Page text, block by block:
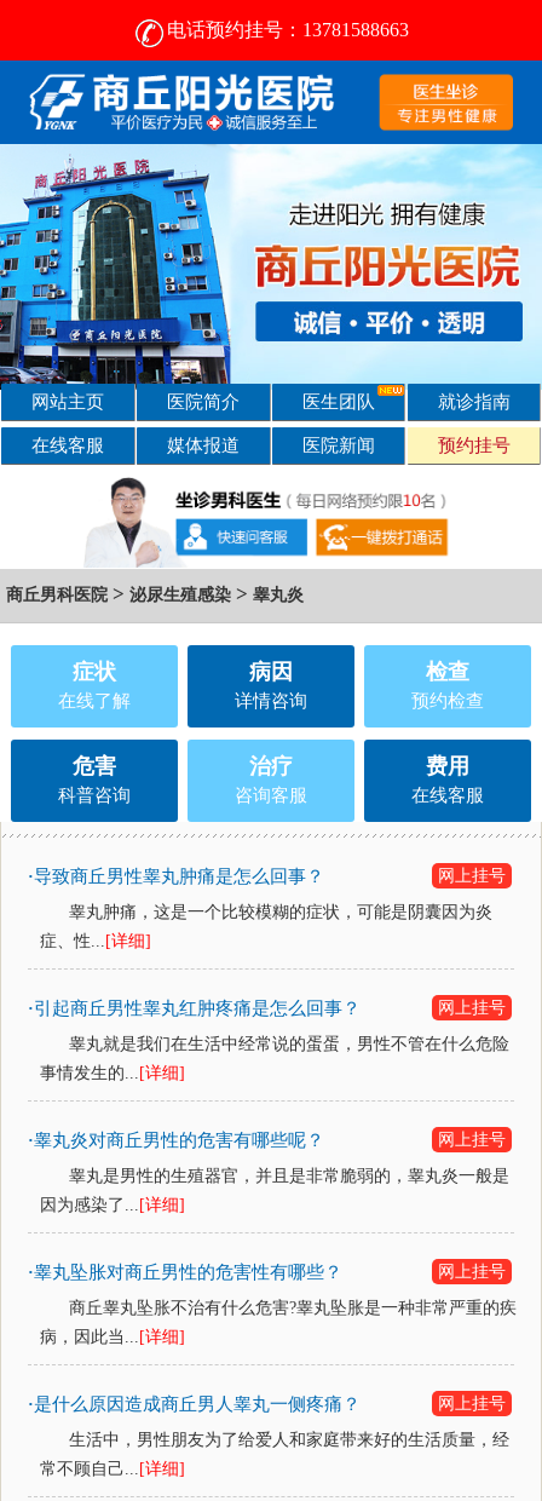
电话预约挂号：13781588663
商丘男科-商丘阳光-靠谱的男科医院-服务周到-费用平价
网站主页 医院简介 医生团队 就诊指南
在线客服 媒体报道 医院新闻 预约挂号
商丘男科医院 > 泌尿生殖感染 > 睾丸炎
症状
在线了解
病因
详情咨询
检查
预约检查
危害
科普咨询
治疗
咨询客服
费用
在线客服
·导致商丘男性睾丸肿痛是怎么回事？
网上挂号
睾丸肿痛，这是一个比较模糊的症状，可能是阴囊因为炎
症、性... [详细]
·引起商丘男性睾丸红肿疼痛是怎么回事？
网上挂号
睾丸就是我们在生活中经常说的蛋蛋，男性不管在什么危险
事情发生的... [详细]
·睾丸炎对商丘男性的危害有哪些呢？
网上挂号
睾丸是男性的生殖器官，并且是非常脆弱的，睾丸炎一般是
因为感染了... [详细]
·睾丸坠胀对商丘男性的危害性有哪些？
网上挂号
商丘睾丸坠胀不治有什么危害?睾丸坠胀是一种非常严重的疾
病，因此当... [详细]
·是什么原因造成商丘男人睾丸一侧疼痛？
网上挂号
生活中，男性朋友为了给爱人和家庭带来好的生活质量，经
常不顾自己... [详细]